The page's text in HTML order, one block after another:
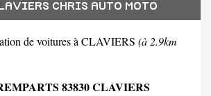
CHRIS AUTO MOTO
de voitures à CLAVIERS (à 2.9km
83830 CLAVIERS